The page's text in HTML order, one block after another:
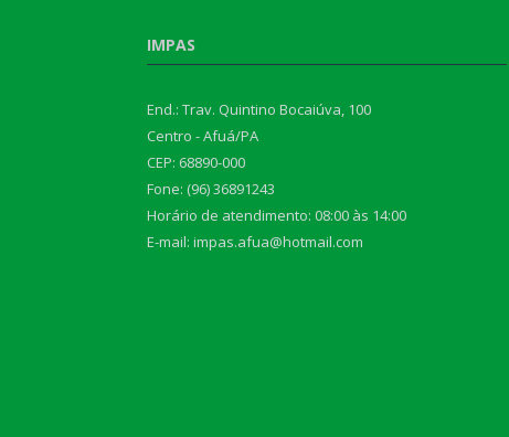
IMPAS
End.: Trav. Quintino Bocaiúva, 100
Centro - Afuá/PA
CEP: 68890-000
Fone: (96) 36891243
Horário de atendimento: 08:00 às 14:00
E-mail: impas.afua@hotmail.com